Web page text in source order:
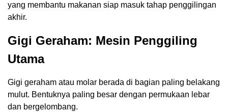
yang membantu makanan siap masuk tahap penggilingan
akhir.
Gigi Geraham: Mesin Penggiling
Utama
Gigi geraham atau molar berada di bagian paling belakang
mulut. Bentuknya paling besar dengan permukaan lebar
dan bergelombang.